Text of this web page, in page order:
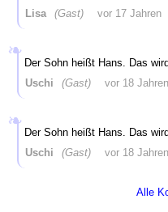
Lisa
(Gast) vor 17 Jahren
Der Sohn heißt Hans. Das
Uschi
(Gast) vor 18 Jahren
Der Sohn heißt Hans. Das
Uschi
(Gast) vor 18 Jahren
Alle